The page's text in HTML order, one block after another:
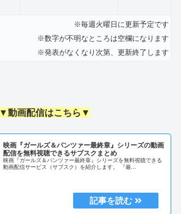
※毎週火曜日に更新予定です
※数字が不明なところは空欄になります
※発表がなくなり次第、更新終了します
▼動画配信はこちら▼
映画『ガールズ＆パンツァー最終章』シリーズの動画
配信を無料視聴できるサブスクまとめ
映画『ガールズ＆パンツァー最終章』シリーズを無料視聴できる
動画配信サービス（サブスク）を紹介します。 『最...